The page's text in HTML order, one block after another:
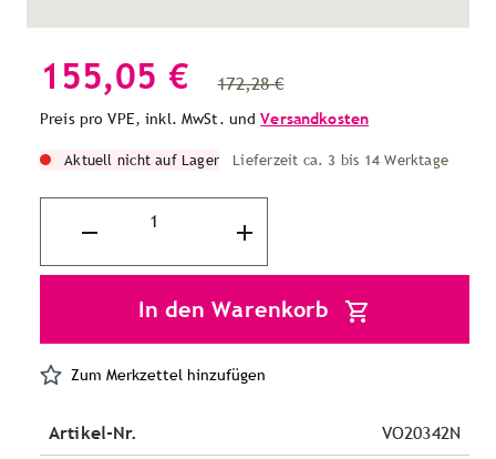
155,05 € 172,28 €
Preis pro VPE, inkl. MwSt. undVersandkosten
Aktuell nicht auf Lager Lieferzeit ca. 3 bis 14 Werktage
In den Warenkorb
Zum Merkzettel hinzufügen
Artikel-Nr. VO20342N